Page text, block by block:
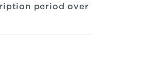
period over